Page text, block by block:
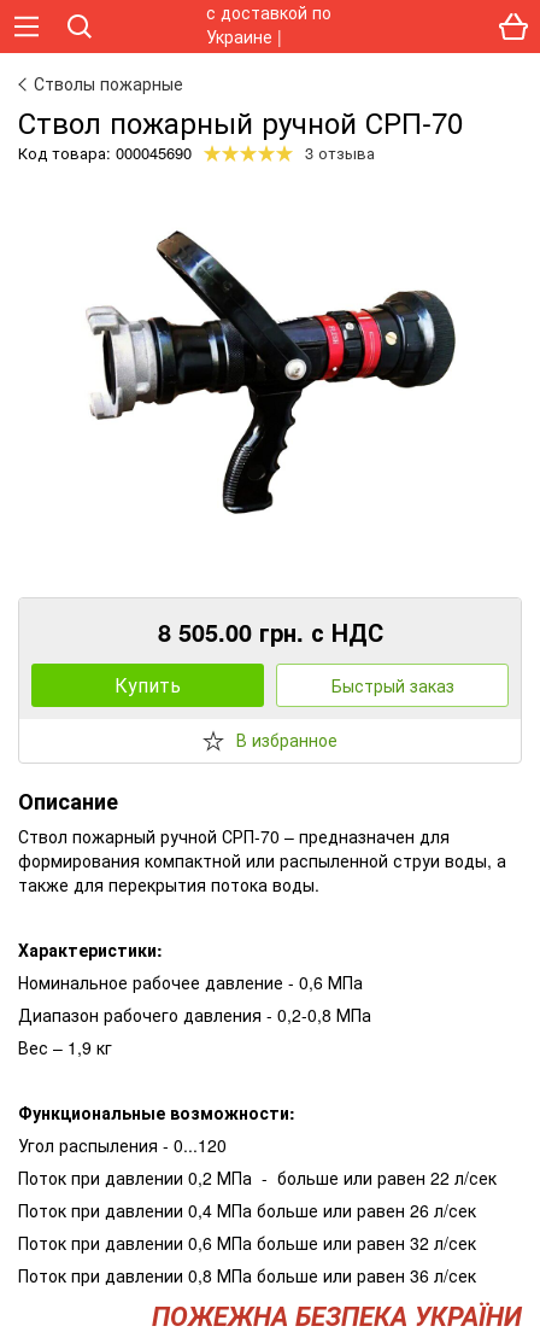
Стволы пожарные
Ствол пожарный ручной СРП-70
Код товара: 000045690 3 отзыва
8 505.00 грн. с НДС
Купить Быстрый заказ
В избранное
Описание
Ствол пожарный ручной СРП-70 – предназначен для
формирования компактной или распыленной струи воды, а
также для перекрытия потока воды.
Характеристики:
Номинальное рабочее давление - 0,6 МПа
Диапазон рабочего давления - 0,2-0,8 МПа
Вес – 1,9 кг
Функциональные возможности:
Угол распыления - 0...120
Поток при давлении 0,2 МПа - больше или равен 22 л/сек
Поток при давлении 0,4 МПа больше или равен 26 л/сек
Поток при давлении 0,6 МПа больше или равен 32 л/сек
Поток при давлении 0,8 МПа больше или равен 36 л/сек
ПОЖЕЖНА БЕЗПЕКА УКРАЇНИ